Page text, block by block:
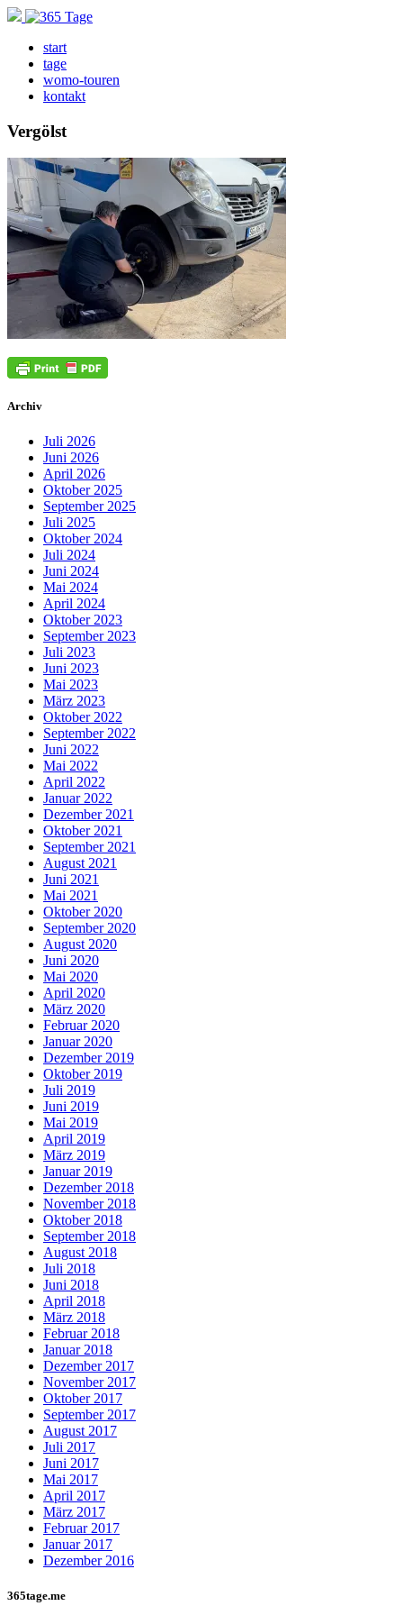
start
tage
womo-touren
kontakt
Vergölst
Archiv
Juli 2026
Juni 2026
April 2026
Oktober 2025
September 2025
Juli 2025
Oktober 2024
Juli 2024
Juni 2024
Mai 2024
April 2024
Oktober 2023
September 2023
Juli 2023
Juni 2023
Mai 2023
März 2023
Oktober 2022
September 2022
Juni 2022
Mai 2022
April 2022
Januar 2022
Dezember 2021
Oktober 2021
September 2021
August 2021
Juni 2021
Mai 2021
Oktober 2020
September 2020
August 2020
Juni 2020
Mai 2020
April 2020
März 2020
Februar 2020
Januar 2020
Dezember 2019
Oktober 2019
Juli 2019
Juni 2019
Mai 2019
April 2019
März 2019
Januar 2019
Dezember 2018
November 2018
Oktober 2018
September 2018
August 2018
Juli 2018
Juni 2018
April 2018
März 2018
Februar 2018
Januar 2018
Dezember 2017
November 2017
Oktober 2017
September 2017
August 2017
Juli 2017
Juni 2017
Mai 2017
April 2017
März 2017
Februar 2017
Januar 2017
Dezember 2016
365tage.me